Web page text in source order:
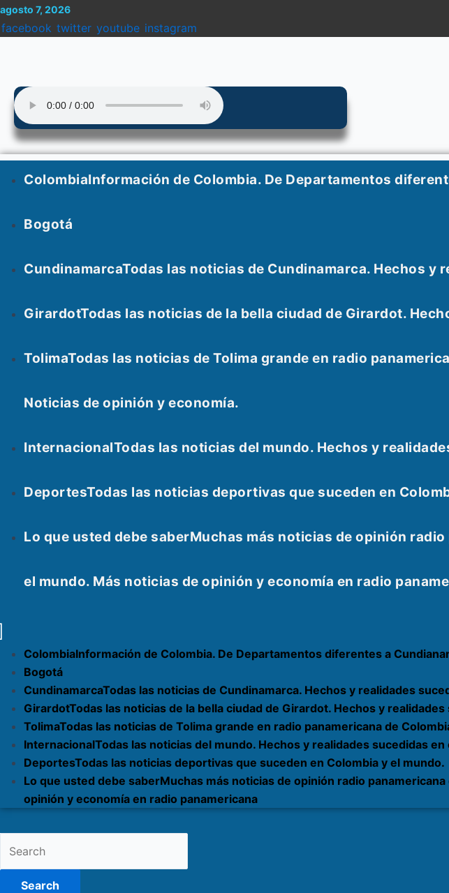
Ir
al
agosto 7, 2026
facebook twitter youtube instagram
ColombiaInformación de Colombia. De Departamentos
Bogotá
CundinamarcaTodas las noticias de Cundinamarca. Hechos y
GirardotTodas las noticias de la bella ciudad de Girardot.
TolimaTodas las noticias de Tolima grande en radio
Noticias de opinión y economía.
InternacionalTodas las noticias del mundo. Hechos y
DeportesTodas las noticias deportivas que suceden en
Lo que usted debe saberMuchas más noticias de opinión
el mundo. Más noticias de opinión y economía en radio
Menu
ColombiaInformación de Colombia. De Departamentos diferentes a
Bogotá
CundinamarcaTodas las noticias de Cundinamarca. Hechos y realidades
GirardotTodas las noticias de la bella ciudad de Girardot. Hechos y
TolimaTodas las noticias de Tolima grande en radio panamericana de
InternacionalTodas las noticias del mundo. Hechos y realidades sucedidas
DeportesTodas las noticias deportivas que suceden en Colombia y el mundo.
Lo que usted debe saberMuchas más noticias de opinión radio
opinión y economía en radio panamericana
Enter
Keyword
Search
for:
Search
Search